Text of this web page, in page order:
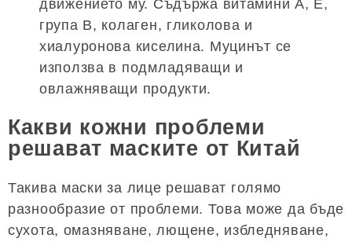
движението му. Съдържа витамини А, Е,
група В, колаген, гликолова и
хиалуронова киселина. Муцинът се
използва в подмладяващи и
овлажняващи продукти.
Какви кожни проблеми
решават маските от Китай
Такива маски за лице решават голямо
разнообразие от проблеми. Това може да бъде
сухота, омазняване, лющене, избледняване,